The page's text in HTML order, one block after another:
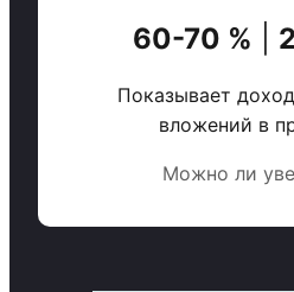
60-70 %
Показывает
вложений в
Можно ли